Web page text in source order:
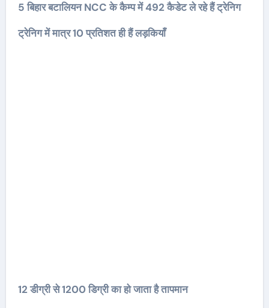
5 बिहार बटालियन NCC के कैम्प में 492 कैडेट ले रहे हैं ट्रेनिग
ट्रेनिग में मात्र 10 प्रतिशत ही हैं लड़कियाँ
12 डीग्री से 1200 डिग्री का हो जाता है तापमान